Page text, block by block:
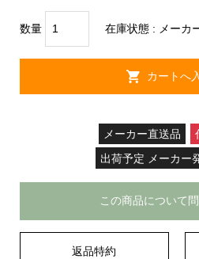
数量 在庫状態 : メーカ
メーカー直送品
出荷予定 メーカー
この商品について
返品特約